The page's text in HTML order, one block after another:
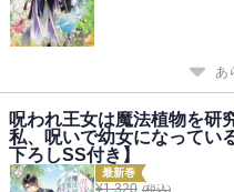
すがはら竜
えすえいち先生のデザインで
いにハラハラ・ドキドキです。
あ
呪われ王女は魔法植物を研
私、呪いで幼女になってい
下ろしSS付き】
最新巻
¥1,320 (税込)